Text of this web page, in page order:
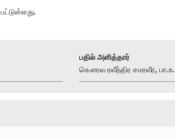
பதில் அளித்தார்
கௌரவ ரவீந்திர சமரவீர, பா.உ.